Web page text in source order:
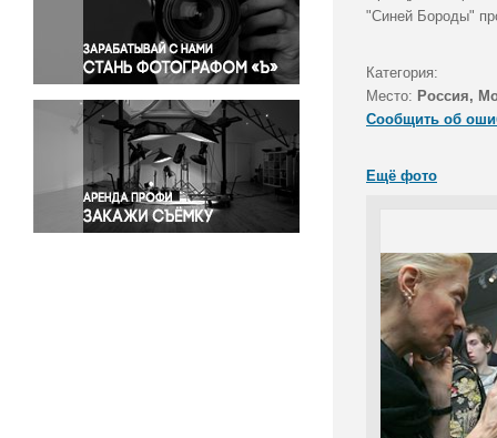
Правосудие
Происшествия и конфликты
Религия
Светская жизнь
Спорт
Экология
Экономика и бизнес
"Синей Бороды"
Категория:
Место: Россия,
Сообщить об
Ещё фото